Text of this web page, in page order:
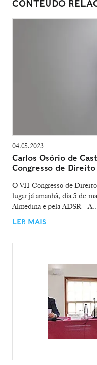
CONTEÚDO
04.05.2023
Carlos Osório de
Congresso de
O VII Congresso de
lugar já amanhã, dia 5 de
Almedina e pela ADSR - A...
LER MAIS